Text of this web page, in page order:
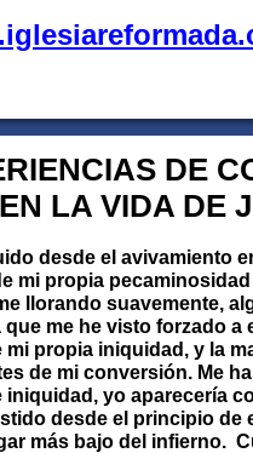
DE
EN LA VIDA DE
desde el avivamiento
mi propia
llorando suavemente,
que me he visto forzado
mi propia iniquidad, y la
de mi conversión. Me
iniquidad, yo aparecería
desde el principio de
más bajo del infierno.